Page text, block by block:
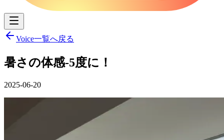
Voice一覧へ戻る
暑さの体感-5度に！
2025-06-20